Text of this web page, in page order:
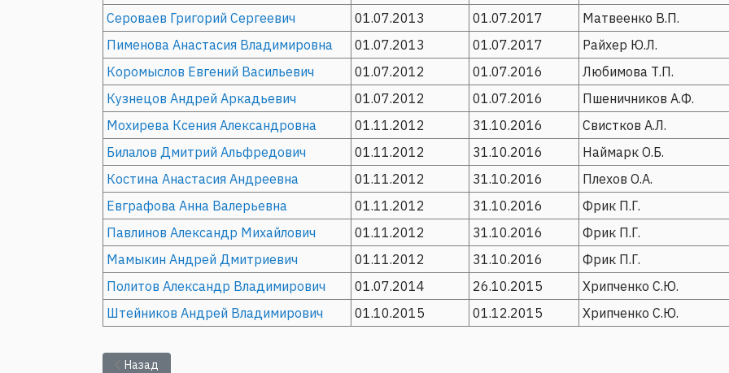
Сероваев Григорий Сергеевич
01.07.2013 01.07.2017
Матвеенко В.П.
Пименова Анастасия Владимировна
01.07.2013 01.07.2017
Райхер Ю.Л.
Коромыслов Евгений Васильевич
01.07.2012 01.07.2016
Любимова Т.П.
Кузнецов Андрей Аркадьевич
01.07.2012 01.07.2016
Пшеничников А.Ф.
Мохирева Ксения Александровна
01.11.2012 31.10.2016
Свистков А.Л.
Билалов Дмитрий Альфредович
01.11.2012 31.10.2016
Наймарк О.Б.
Костина Анастасия Андреевна
01.11.2012 31.10.2016
Плехов О.А.
Евграфова Анна Валерьевна
01.11.2012 31.10.2016
Фрик П.Г.
Павлинов Александр Михайлович
01.11.2012 31.10.2016
Фрик П.Г.
Мамыкин Андрей Дмитриевич
01.11.2012 31.10.2016
Фрик П.Г.
Политов Александр Владимирович
01.07.2014 26.10.2015
Хрипченко С.Ю.
Штейников Андрей Владимирович
01.10.2015 01.12.2015 Хрипченко С.Ю.
Предыдущий: Электронные информационные ресурсы
Назад